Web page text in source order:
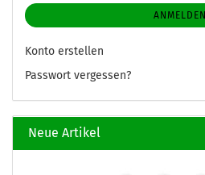
ANMELDEN
Konto erstellen
Passwort vergessen?
Neue Artikel